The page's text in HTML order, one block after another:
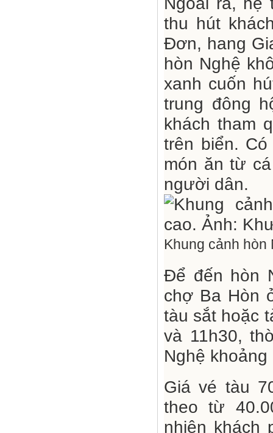
thu hút
Đơn, hang
hòn Nghệ
xanh cuốn
trung đông
khách tham
trên biển.
món ăn từ
người dân.
Khung cảnh hòn
Để đến hòn
chợ Ba Hòn
tàu sắt hoặc
và 11h30,
Nghệ khoảng
Giá vé tàu
theo từ
nhiên khách